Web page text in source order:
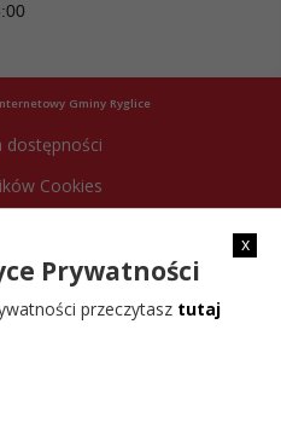
Gminy Ryglice
dostępności
Cookies
x
Prywatności
przeczytasz tutaj